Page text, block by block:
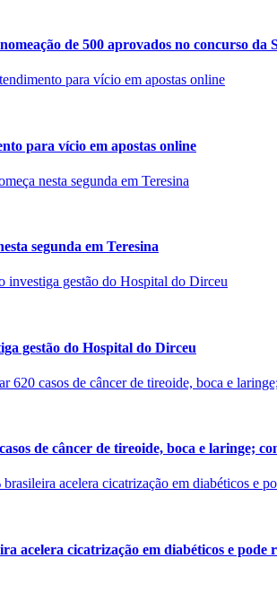
de 500 aprovados no concurso da
para vício em apostas online
segunda em Teresina
gestão do Hospital do Dirceu
de câncer de tireoide, boca e laringe;
acelera cicatrização em diabéticos e pode